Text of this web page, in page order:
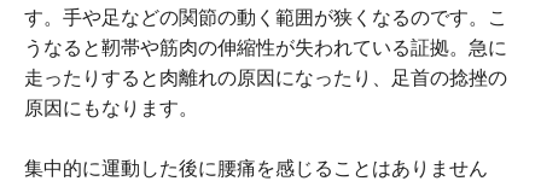
す。手や足などの関節の動く範囲が狭くなるのです。こ
うなると靭帯や筋肉の伸縮性が失われている証拠。急に
走ったりすると肉離れの原因になったり、足首の捻挫の
原因にもなります。
集中的に運動した後に腰痛を感じることはありません